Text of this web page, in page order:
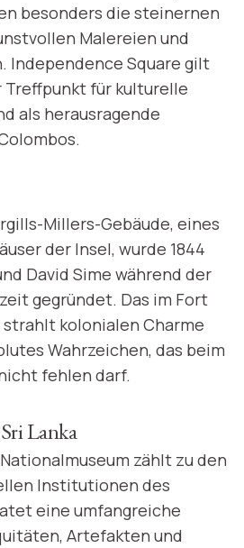
besonders die steinernen
Malereien und
Independence Square gilt
für kulturelle
als herausragende
Millers-Gebäude, eines
der Insel, wurde 1844
David Sime während der
gegründet. Das im Fort
kolonialen Charme
Wahrzeichen, das beim
fehlen darf.
Lanka
zählt zu den
Institutionen des
eine umfangreiche
Artefakten und